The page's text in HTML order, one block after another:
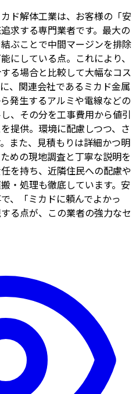
ド解体工業は、お客様の「安
求する専門業者です。最大の
ぶことで中間マージンを排除
にしている点。これにより、
る場合と比較して大幅なコス
、関連会社であるミカド金属
発生するアルミや電線などの
、その分を工事費用から値引
提供。環境に配慮しつつ、さ
また、見積もりは詳細かつ明
めの現地調査と丁寧な説明を
を持ち、近隣住民への配慮や
・処理も徹底しています。安
、「ミカドに頼んでよかっ
る点が、この業者の強力なセ